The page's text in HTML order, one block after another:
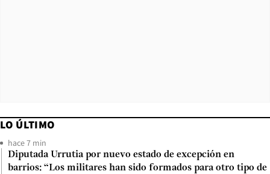
LO ÚLTIMO
hace 7 min
Diputada Urrutia por nuevo estado de excepción en
barrios: “Los militares han sido formados para otro tipo de